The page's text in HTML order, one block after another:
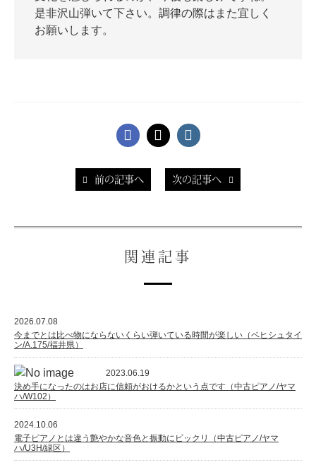
是非沢山弾いて下さい。調律の際はまた宜しく
お願いします。
前の記事へ 次の記事へ
関連記事
2026.07.08
今までとは比べ物にならないくらい弾いている時間が楽しい（ベヒシュタイ
ン/A.175/福井県）
2023.06.19
決め手になったのはお店に信頼がおけるかという点です（中古ピアノ/ヤマ
ハ/W102）
2024.10.06
電子ピアノとは違う艶やかな音色と振動にビックリ（中古ピアノ/ヤマ
ハ/U3H/緑区）